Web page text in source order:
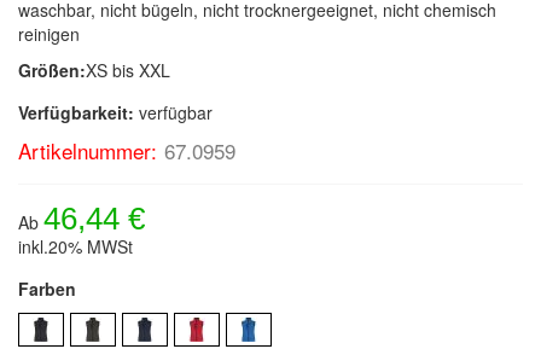
waschbar, nicht bügeln, nicht trocknergeeignet, nicht chemisch
reinigen
Größen:XS bis XXL
Verfügbarkeit: verfügbar
Artikelnummer: 67.0959
Ab 46,44 €
inkl.20% MWSt
Farben